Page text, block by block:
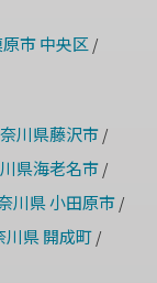
市 中央区 /
川県藤沢市/
県海老名市/
川県 小田原市/
川県 開成町/